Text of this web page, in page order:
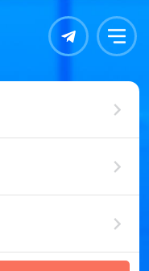
Контакты Меню